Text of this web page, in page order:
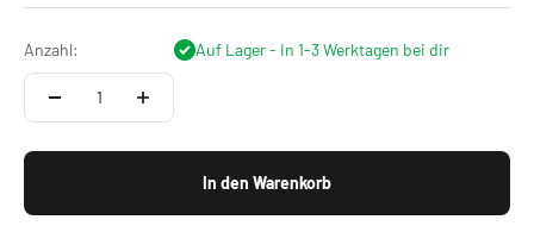
Anzahl: Auf Lager - In 1-3 Werktagen bei dir
In den Warenkorb